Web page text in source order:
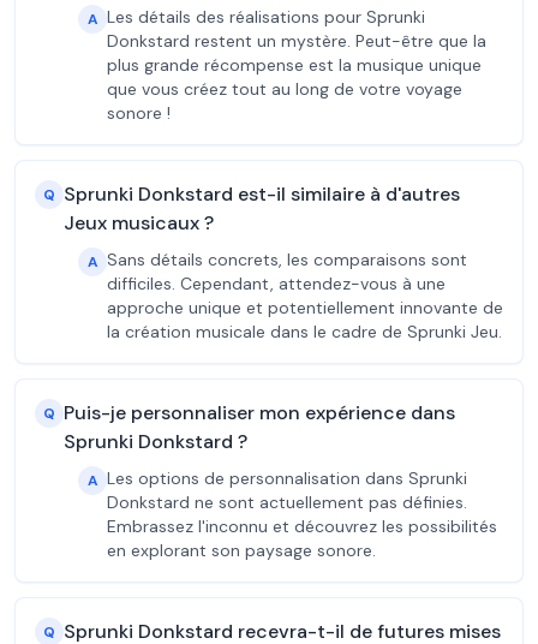
A Les détails des réalisations pour Sprunki
Donkstard restent un mystère. Peut-être que la
plus grande récompense est la musique unique
que vous créez tout au long de votre voyage
sonore !
Q Sprunki Donkstard est-il similaire à d'autres
Jeux musicaux ?
A Sans détails concrets, les comparaisons sont
difficiles. Cependant, attendez-vous à une
approche unique et potentiellement innovante de
la création musicale dans le cadre de Sprunki Jeu.
Q Puis-je personnaliser mon expérience dans
Sprunki Donkstard ?
A Les options de personnalisation dans Sprunki
Donkstard ne sont actuellement pas définies.
Embrassez l'inconnu et découvrez les possibilités
en explorant son paysage sonore.
Q Sprunki Donkstard recevra-t-il de futures mises